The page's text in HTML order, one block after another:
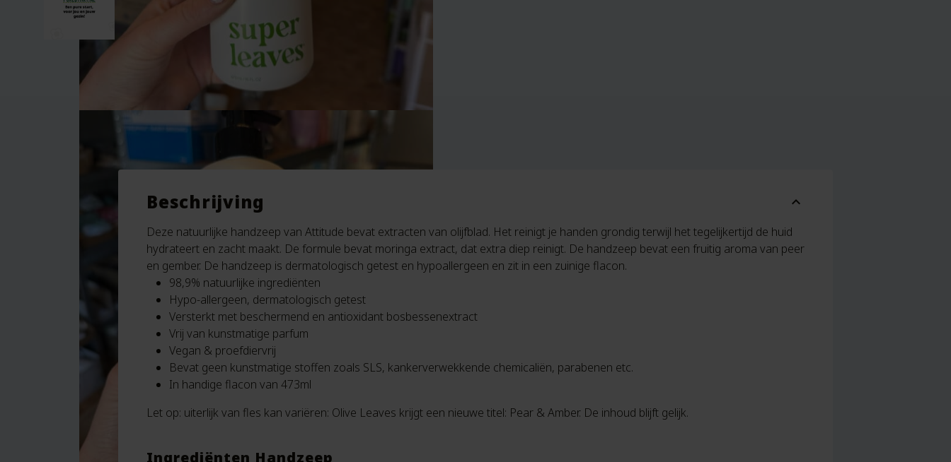
Beschrijving expand_more
Deze natuurlijke handzeep van Attitude bevat extracten van olijfblad. Het reinigt je handen grondig terwijl het tegelijkertijd de huid
hydrateert en zacht maakt. De formule bevat moringa extract, dat extra diep reinigt. De handzeep bevat een fruitig aroma van peer
en gember. De handzeep is dermatologisch getest en hypoallergeen en zit in een zuinige flacon.
98,9% natuurlijke ingrediënten
Hypo-allergeen, dermatologisch getest
Versterkt met beschermend en antioxidant bosbessenextract
Vrij van kunstmatige parfum
Vegan & proefdiervrij
Bevat geen kunstmatige stoffen zoals SLS, kankerverwekkende chemicaliën, parabenen etc.
In handige flacon van 473ml
Let op: uiterlijk van fles kan variëren: Olive Leaves krijgt een nieuwe titel: Pear & Amber. De inhoud blijft gelijk.
Ingrediënten Handzeep